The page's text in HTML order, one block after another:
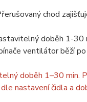
chod
doběh 1-30
ventilátor běží
doběh 1–30 min.
nastavení čidla a